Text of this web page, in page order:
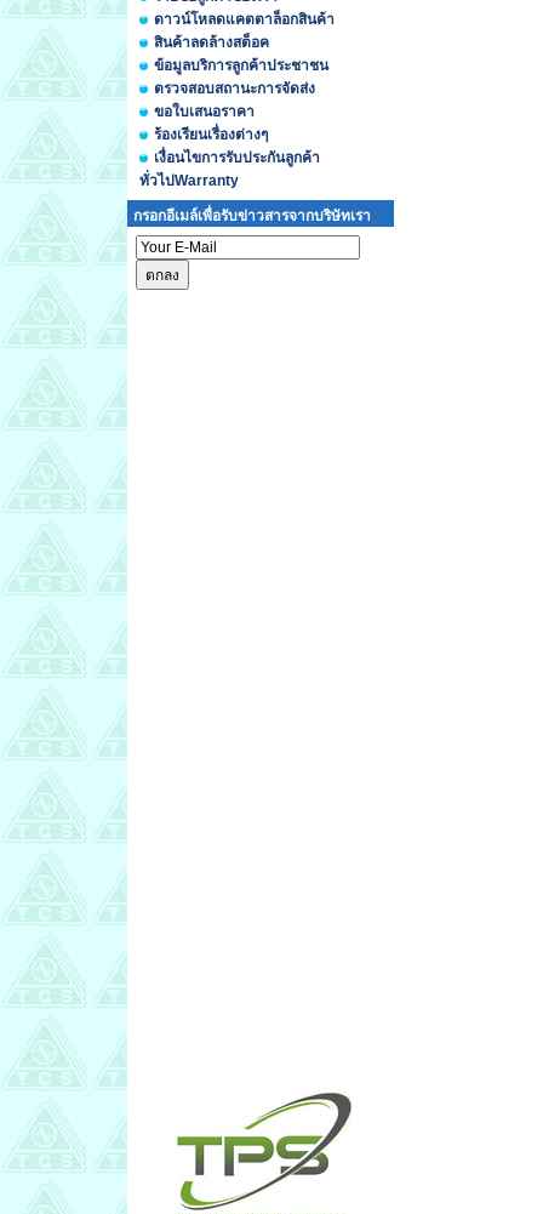
ดาวน์โหลดแคตตาล็อกสินค้า
สินค้าลดล้างสต็อค
ข้อมูลบริการลูกค้าประชาชน
ตรวจสอบสถานะการจัดส่ง
ขอใบเสนอราคา
ร้องเรียนเรื่องต่างๆ
เงื่อนไขการรับประกันลูกค้า
ทั่วไปWarranty
กรอกอีเมล์เพื่อรับข่าวสารจากบริษัทเรา